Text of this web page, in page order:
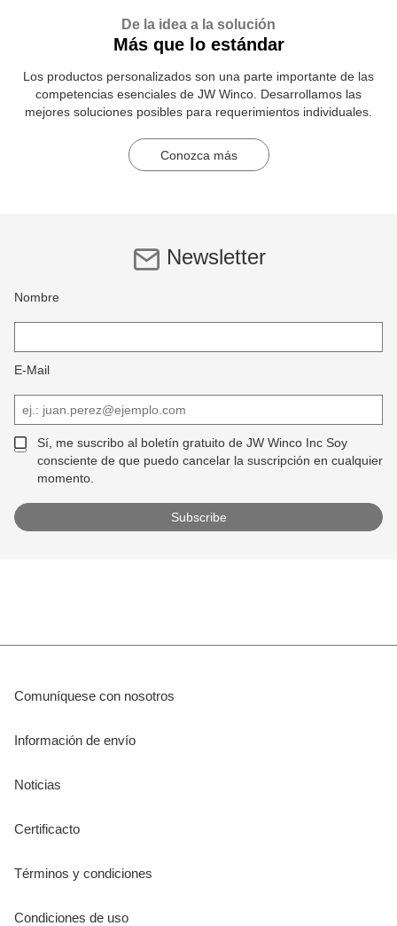
De la idea a la solución
Más que lo estándar
Los productos personalizados son una parte importante de las
competencias esenciales de JW Winco. Desarrollamos las
mejores soluciones posibles para requerimientos individuales.
Conozca más
Newsletter
Nombre
E-Mail
Sí, me suscribo al boletín gratuito de JW Winco Inc Soy
consciente de que puedo cancelar la suscripción en cualquier
momento.
Comuníquese con nosotros
Información de envío
Noticias
Certificacto
Términos y condiciones
Condiciones de uso